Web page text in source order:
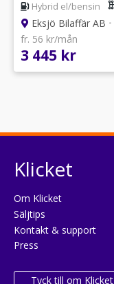
Hybrid el/bensin
Eksjö Bilaffär AB •
fr. 56 kr/mån
3 445 kr
Klicket
Om Klicket
Säljtips
Kontakt & support
Press
Tyck till om Klicket